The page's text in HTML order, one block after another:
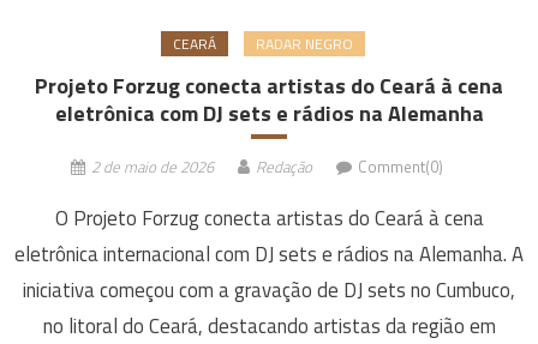
CEARÁ RADAR NEGRO
Projeto Forzug conecta artistas do Ceará à cena
eletrônica com DJ sets e rádios na Alemanha
2 de maio de 2026 Redação Comment(0)
O Projeto Forzug conecta artistas do Ceará à cena
eletrônica internacional com DJ sets e rádios na Alemanha. A
iniciativa começou com a gravação de DJ sets no Cumbuco,
no litoral do Ceará, destacando artistas da região em